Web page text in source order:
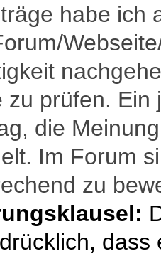
habe ich
zu prüfen.
die
Im Forum
zu